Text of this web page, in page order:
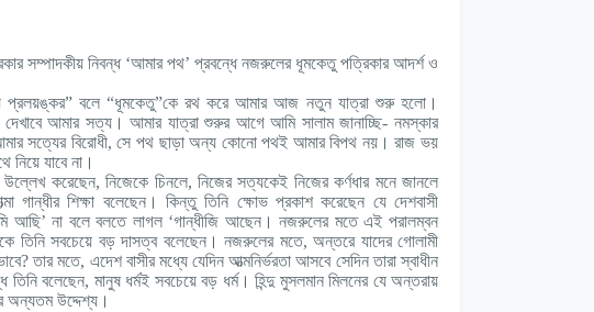
সম্পাদকীয় নিবন্ধ ‘আমার পথ’ প্রবন্ধে নজরুলের ধূমকেতু পত্রিকার আদর্শ ও
প্রলয়ঙ্কর” বলে “ধূমকেতু”কে রথ করে আমার আজ নতুন যাত্রা শুরু হলো।
আমার সত্য। আমার যাত্রা শুরুর আগে আমি সালাম জানাচ্ছি- নমস্কার
সত্যের বিরোধী, সে পথ ছাড়া অন্য কোনো পথই আমার বিপথ নয়। রাজ ভয়
যাবে না।
উল্লেখ করেছেন, নিজেকে চিনলে, নিজের সত্যকেই নিজের কর্ণধার মনে জানলে
গান্ধীর শিক্ষা বলেছেন। কিন্তু তিনি ক্ষোভ প্রকাশ করেছেন যে দেশবাসী
আছি’ না বলে বলতে লাগল ‘গান্ধীজি আছেন। নজরুলের মতে এই পরালম্বন
একে তিনি সবচেয়ে বড় দাসত্ব বলেছেন। নজরুলের মতে, অন্তরে যাদের গোলামী
তার মতে, এদেশ বাসীর মধ্যে যেদিন আত্মনির্ভরতা আসবে সেদিন তারা স্বাধীন
বলেছেন, মানুষ ধর্মই সবচেয়ে বড় ধর্ম। হিন্দু মুসলমান মিলনের যে অন্তরায়
অন্যতম উদ্দেশ্য।